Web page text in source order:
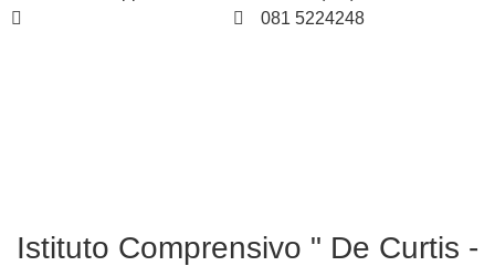
081 5224248
Istituto Comprensivo " De Curtis -